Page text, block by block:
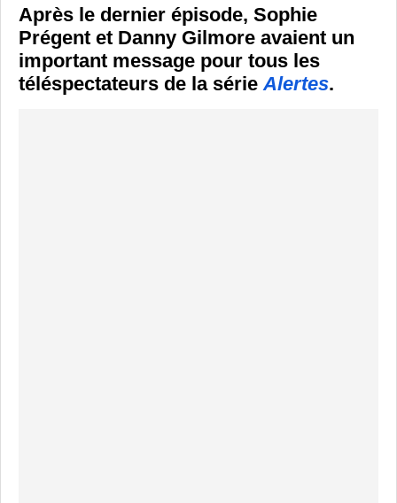
Après le dernier épisode, Sophie
Prégent et Danny Gilmore avaient un
important message pour tous les
téléspectateurs de la sérieAlertes.